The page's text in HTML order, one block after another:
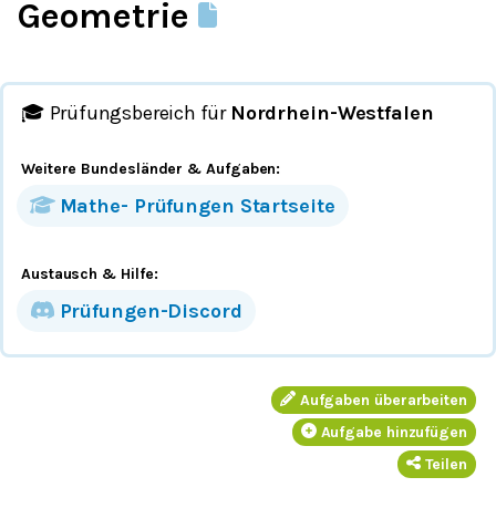
Geometrie
🎓 Prüfungsbereich für Nordrhein-Westfalen
Weitere Bundesländer & Aufgaben:
Mathe- Prüfungen Startseite
Austausch & Hilfe:
Prüfungen-Discord
Aufgaben überarbeiten
Aufgabe hinzufügen
Teilen